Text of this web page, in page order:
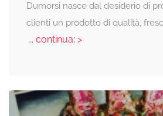
Dumorsi nasce dal desiderio di
clienti un prodotto di qualità,
... continua: >